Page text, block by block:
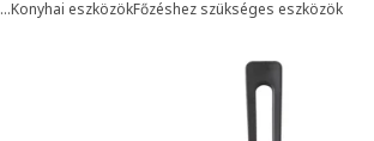
…Konyhai eszközökFőzéshez szükséges eszközök